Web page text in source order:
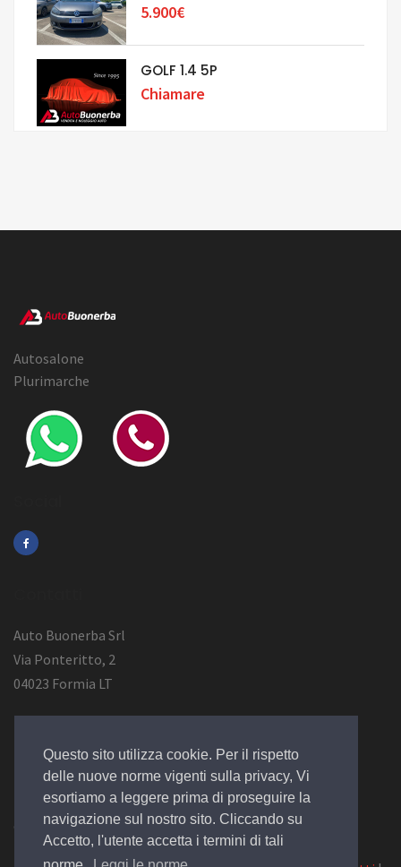
Questo sito utilizza cookie. Per il rispetto
delle nuove norme vigenti sulla privacy, Vi
esortiamo a leggere prima di proseguire la
navigazione sul nostro sito. Cliccando su
Accetto, l'utente accetta i termini di tali
5.900€
GOLF 1.4 5P
Chiamare
Autosalone
Plurimarche
Auto Buonerba Srl
Via Ponteritto, 2
04023 Formia LT
P.Iva 01473730594
© 2019 Design by EGSoft